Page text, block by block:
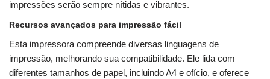
impressões serão sempre nítidas e vibrantes.
Recursos avançados para impressão fácil
Esta impressora compreende diversas linguagens de
impressão, melhorando sua compatibilidade. Ele lida com
diferentes tamanhos de papel, incluindo A4 e ofício, e oferece